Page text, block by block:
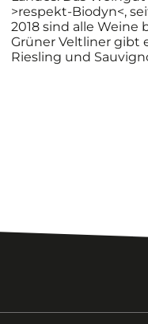
>respekt-Biodyn<,
2018 sind alle Weine
Grüner Veltliner gibt
Riesling und